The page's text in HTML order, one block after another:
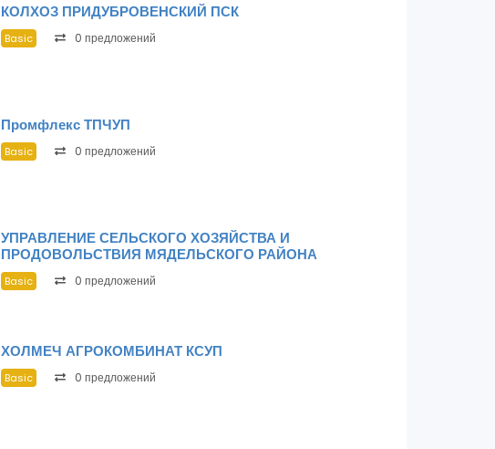
КОЛХОЗ ПРИДУБРОВЕНСКИЙ ПСК
Basic 0 предложений
Промфлекс ТПЧУП
Basic 0 предложений
УПРАВЛЕНИЕ СЕЛЬСКОГО ХОЗЯЙСТВА И
ПРОДОВОЛЬСТВИЯ МЯДЕЛЬСКОГО РАЙОНА
Basic 0 предложений
ХОЛМЕЧ АГРОКОМБИНАТ КСУП
Basic 0 предложений